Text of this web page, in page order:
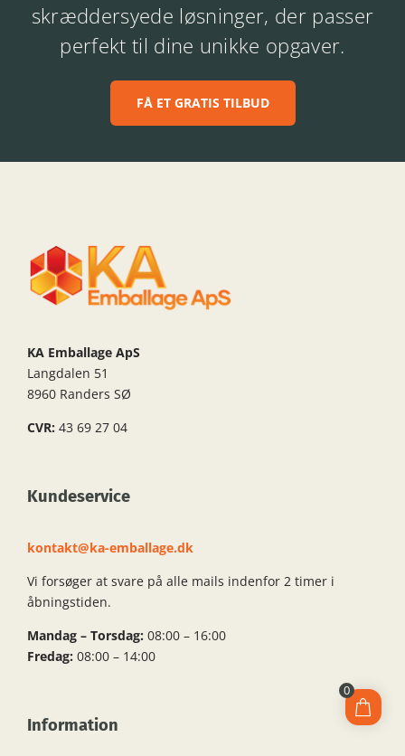
skræddersyede løsninger, der passer
perfekt til dine unikke opgaver.
FÅ ET GRATIS TILBUD
KA Emballage ApS
Langdalen 51
8960 Randers SØ
CVR: 43 69 27 04
Kundeservice
kontakt@ka-emballage.dk
Vi forsøger at svare på alle mails indenfor 2 timer i
åbningstiden.
Mandag – Torsdag: 08:00 – 16:00
Fredag: 08:00 – 14:00
Information
0